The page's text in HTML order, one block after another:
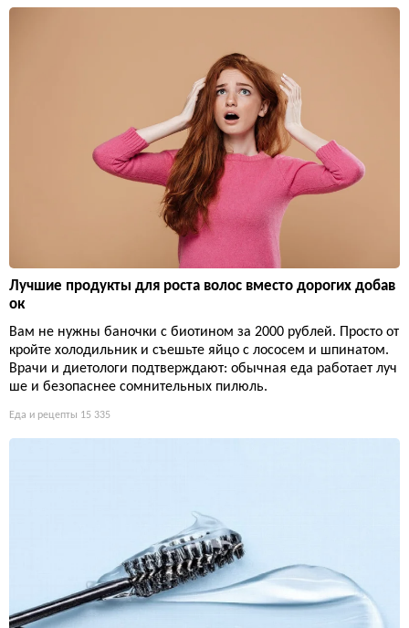
Лучшие продукты для роста волос вместо дорогих добав
ок
Вам не нужны баночки с биотином за 2000 рублей. Просто от
кройте холодильник и съешьте яйцо с лососем и шпинатом.
Врачи и диетологи подтверждают: обычная еда работает луч
ше и безопаснее сомнительных пилюль.
Еда и рецепты 15 335